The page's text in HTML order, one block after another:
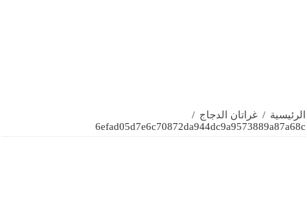
الرئيسية / غراتان الدجاج /
6efad05d7e6c70872da944dc9a9573889a87a68c